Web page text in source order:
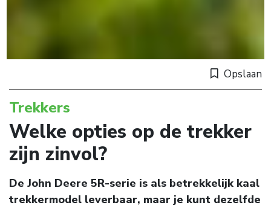
Opslaan
Trekkers
Welke opties op de trekker
zijn zinvol?
De John Deere 5R-serie is als betrekkelijk kaal
trekkermodel leverbaar, maar je kunt dezelfde